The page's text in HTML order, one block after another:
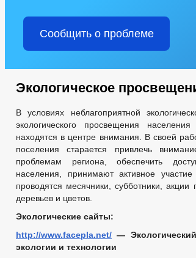
Сообщить о проблеме
Экологическое
В условиях неблагоприятной
экологического просвещения
находятся в центре внимания. В своей
поселения старается привлечь
проблемам региона, обеспечить
населения, принимают активное
проводятся месячники, субботники,
деревьев и цветов.
Экологические сайты:
http://www.facepla.net/ —
экологии и технологии